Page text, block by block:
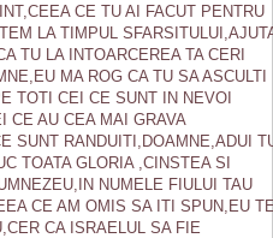
CE TU AI FACUT PENTRU
LA TIMPUL
TU LA INTOARCEREA TA CERI
MA ROG CA TU SA ASCULTI
TOTI CEI CE SUNT IN NEVOI
CE AU CEA MAI GRAVA
SUNT RANDUITI,DOAMNE,ADUI
TOATA GLORIA ,CINSTEA SI
NUMELE FIULUI TAU
CE AM OMIS SA ITI SPUN,EU
CA ISRAELUL SA FIE